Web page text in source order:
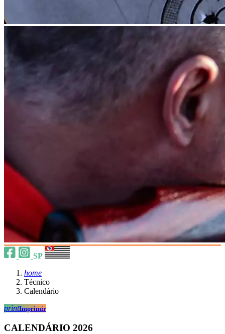
SP
home
Técnico
Calendário
printImprimir
CALENDÁRIO 2026